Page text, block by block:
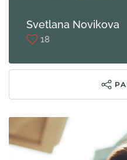
Svetlana Novikova
18